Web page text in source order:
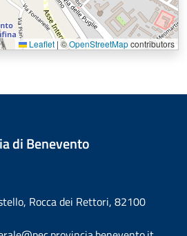
Leaflet |©OpenStreetMapcontributors
di Benevento
Rocca dei Rettori, 82100